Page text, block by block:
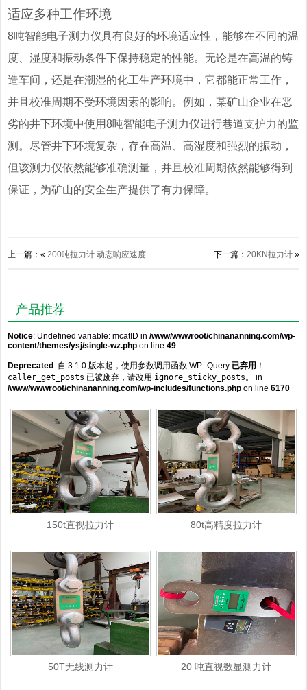
适应多种工作环境
8吨智能电子测力仪具有良好的环境适应性，能够在不同的温
度、湿度和振动条件下保持稳定的性能。无论是在高温的铸
造车间，还是在潮湿的化工生产环境中，它都能正常工作，
并且校准周期不受环境因素的影响。例如，某矿山企业在恶
劣的井下环境中使用8吨智能电子测力仪进行巷道支护力的监
测。尽管井下环境复杂，存在高温、高湿度和强烈的振动，
但该测力仪依然能够准确测量，并且校准周期依然能够得到
保证，为矿山的安全生产提供了有力保障。
上一篇：« 200吨拉力计 动态响应速度 下一篇： 20KN拉力计 »
产品推荐
Notice: Undefined variable: mcatID in /www/wwwroot/chinananning.com/wp-
content/themes/ysj/single-wz.php on line 49
Deprecated: 自 3.1.0 版本起，使用参数调用函数 WP_Query 已弃用 ！
caller_get_posts 已被废弃，请改用 ignore_sticky_posts 。 in
/www/wwwroot/chinananning.com/wp-includes/functions.php on line 6170
150t直视拉力计 80t高精度拉力计
50T无线测力计 20 吨直视数显测力计